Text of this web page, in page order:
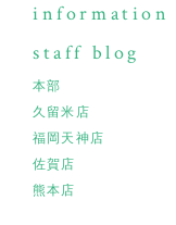
information
staff blog
本部
久留米店
福岡天神店
佐賀店
熊本店